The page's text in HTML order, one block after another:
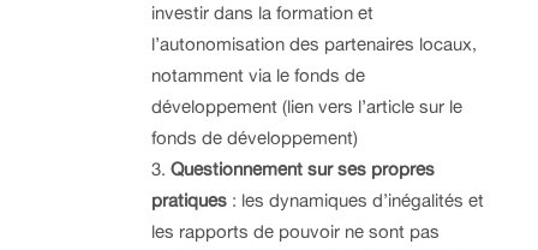
investir dans la formation et
l’autonomisation des partenaires locaux,
notamment via le fonds de
développement (lien vers l’article sur le
fonds de développement)
Questionnement sur ses propres
pratiques : les dynamiques d’inégalités et
les rapports de pouvoir ne sont pas